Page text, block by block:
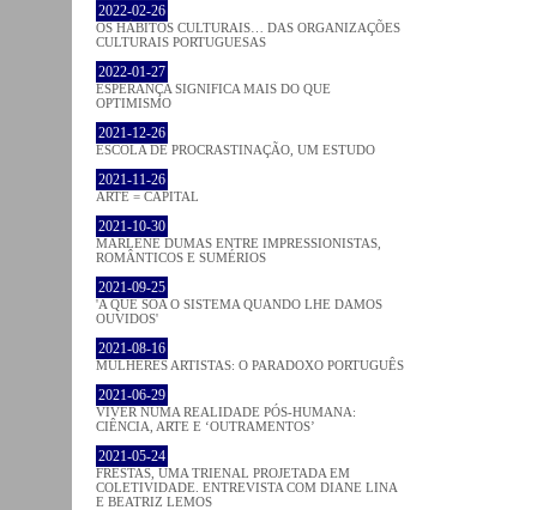
2022-02-26
OS HÁBITOS CULTURAIS… DAS ORGANIZAÇÕES
CULTURAIS PORTUGUESAS
2022-01-27
ESPERANÇA SIGNIFICA MAIS DO QUE
OPTIMISMO
2021-12-26
ESCOLA DE PROCRASTINAÇÃO, UM ESTUDO
2021-11-26
ARTE = CAPITAL
2021-10-30
MARLENE DUMAS ENTRE IMPRESSIONISTAS,
ROMÂNTICOS E SUMÉRIOS
2021-09-25
'A QUE SOA O SISTEMA QUANDO LHE DAMOS
OUVIDOS'
2021-08-16
MULHERES ARTISTAS: O PARADOXO PORTUGUÊS
2021-06-29
VIVER NUMA REALIDADE PÓS-HUMANA:
CIÊNCIA, ARTE E ‘OUTRAMENTOS’
2021-05-24
FRESTAS, UMA TRIENAL PROJETADA EM
COLETIVIDADE. ENTREVISTA COM DIANE LINA
E BEATRIZ LEMOS